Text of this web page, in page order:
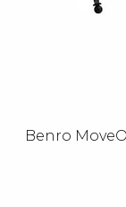
Benro